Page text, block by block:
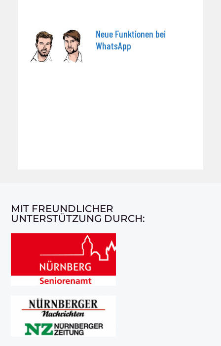
Neue Funktionen bei
WhatsApp
MIT FREUNDLICHER
UNTERSTÜTZUNG DURCH: